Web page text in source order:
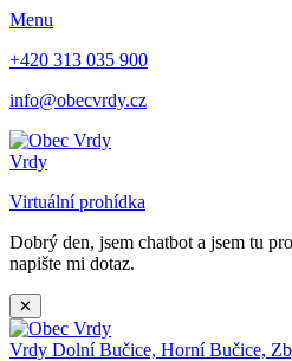
Menu
+420 313 035 900
info@obecvrdy.cz
Vrdy
Virtuální prohídka
Dobrý den, jsem chatbot a jsem tu
napište mi dotaz.
✕
Vrdy Dolní Bučice, Horní Bučice,